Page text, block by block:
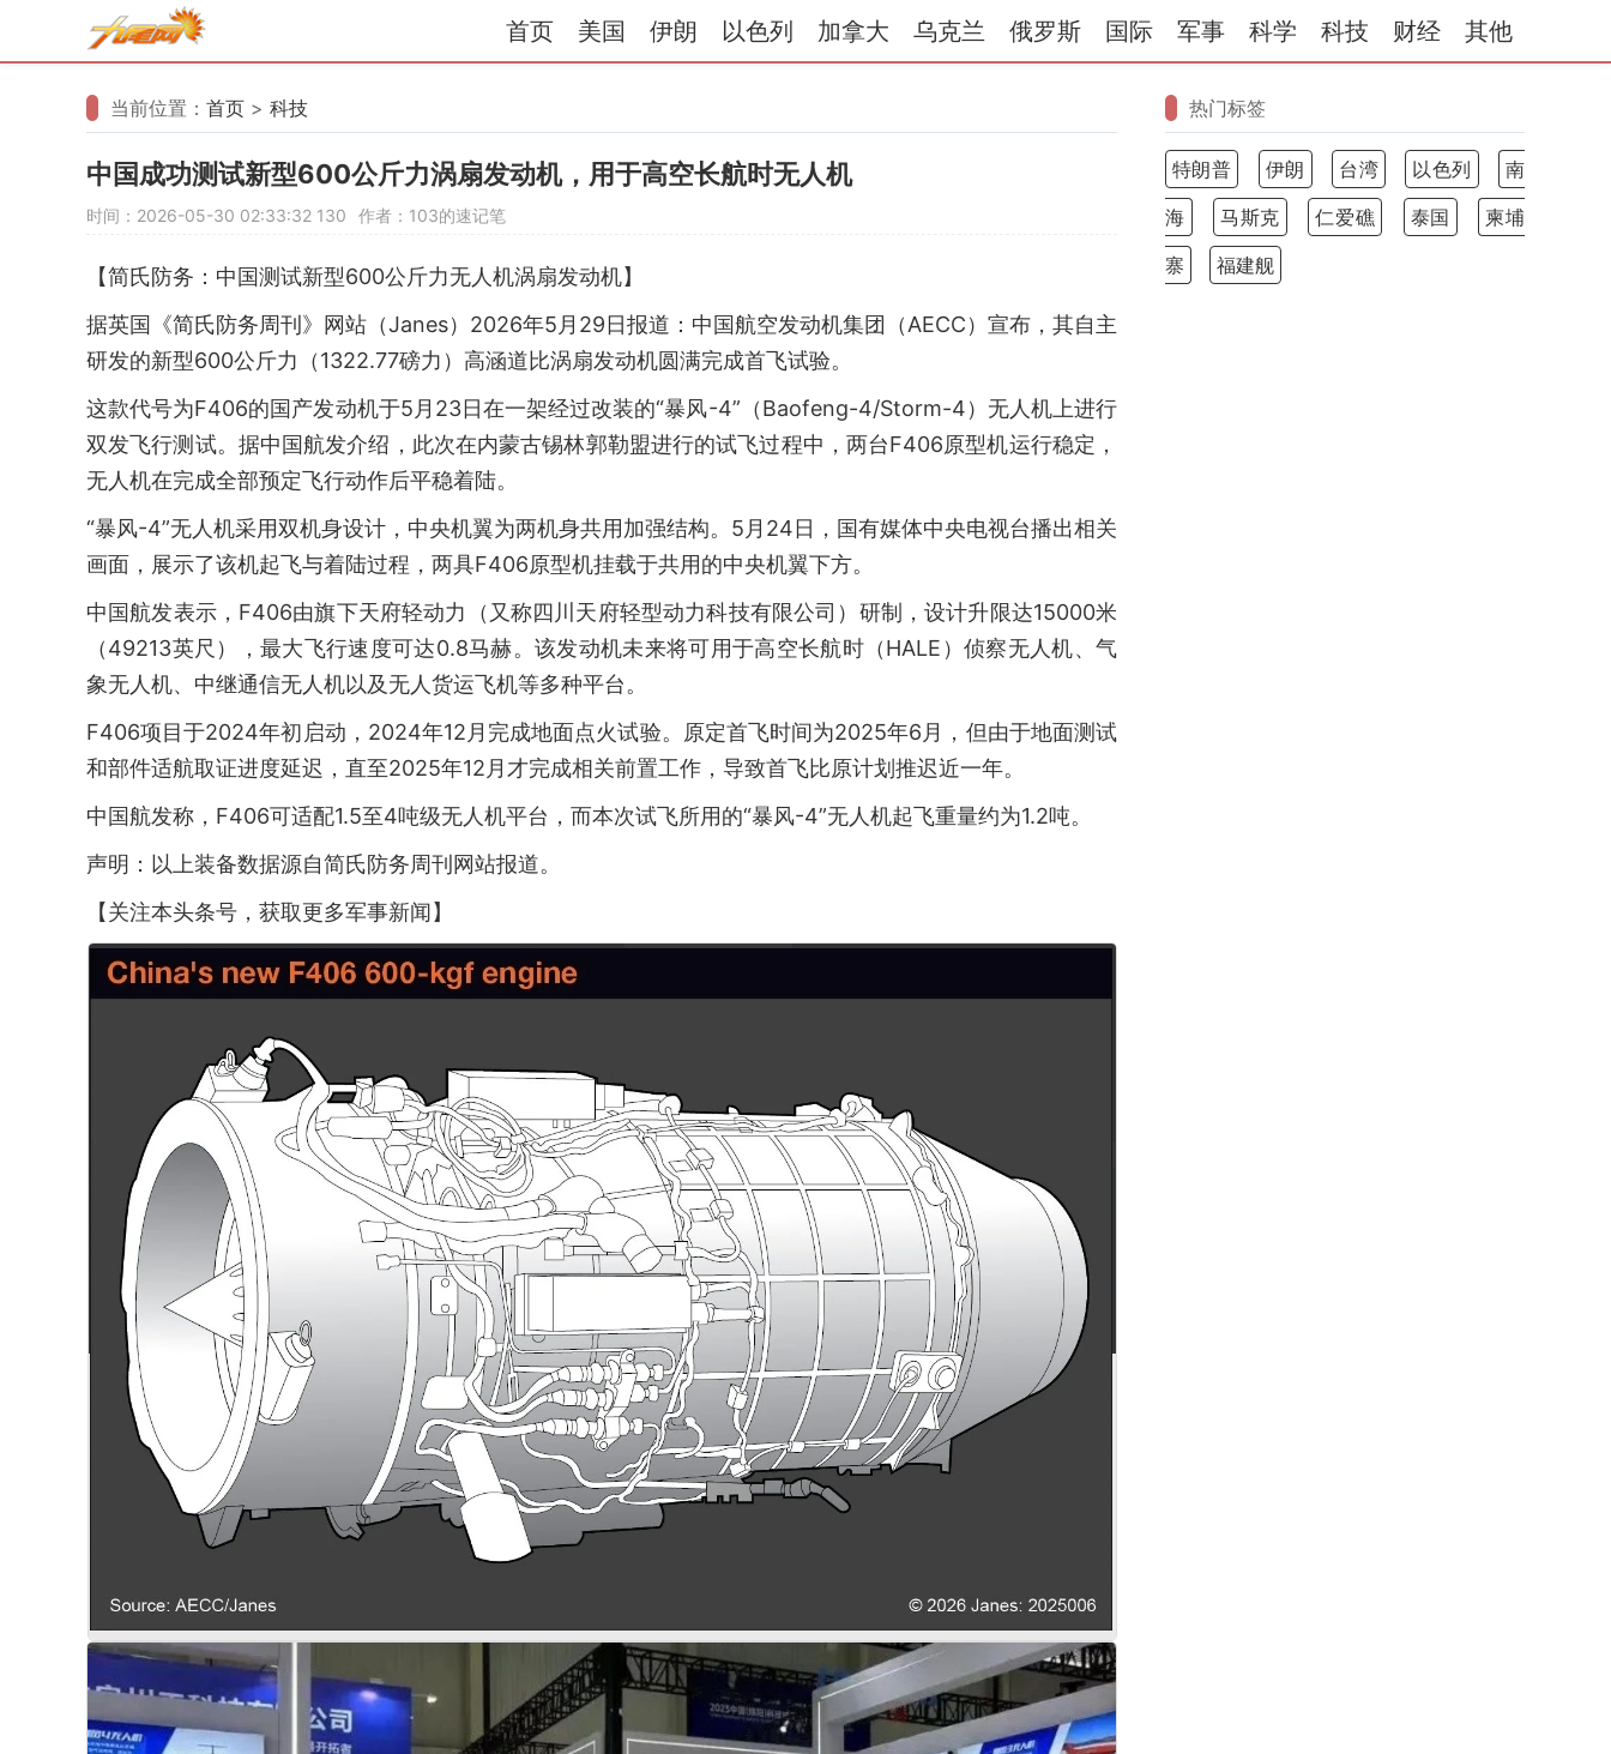
首页 美国 伊朗 以色列 加拿大 乌克兰 俄罗斯 国际 军事 科学 科技 财经 其他
当前位置： 首页 > 科技
中国成功测试新型600公斤力涡扇发动机，用于高空长航时无人机
时间：2026-05-30 02:33:32 130 作者：103的速记笔
【简氏防务：中国测试新型600公斤力无人机涡扇发动机】
据英国《简氏防务周刊》网站（Janes）2026年5月29日报道：中国航空发动机集团（AECC）宣布，其自主
研发的新型600公斤力（1322.77磅力）高涵道比涡扇发动机圆满完成首飞试验。
这款代号为F406的国产发动机于5月23日在一架经过改装的“暴风-4”（Baofeng-4/Storm-4）无人机上进行
双发飞行测试。据中国航发介绍，此次在内蒙古锡林郭勒盟进行的试飞过程中，两台F406原型机运行稳定，
无人机在完成全部预定飞行动作后平稳着陆。
“暴风-4”无人机采用双机身设计，中央机翼为两机身共用加强结构。5月24日，国有媒体中央电视台播出相关
画面，展示了该机起飞与着陆过程，两具F406原型机挂载于共用的中央机翼下方。
中国航发表示，F406由旗下天府轻动力（又称四川天府轻型动力科技有限公司）研制，设计升限达15000米
（49213英尺），最大飞行速度可达0.8马赫。该发动机未来将可用于高空长航时（HALE）侦察无人机、气
象无人机、中继通信无人机以及无人货运飞机等多种平台。
F406项目于2024年初启动，2024年12月完成地面点火试验。原定首飞时间为2025年6月，但由于地面测试
和部件适航取证进度延迟，直至2025年12月才完成相关前置工作，导致首飞比原计划推迟近一年。
中国航发称，F406可适配1.5至4吨级无人机平台，而本次试飞所用的“暴风-4”无人机起飞重量约为1.2吨。
声明：以上装备数据源自简氏防务周刊网站报道。
【关注本头条号，获取更多军事新闻】
热门标签
特朗普 伊朗 台湾 以色列
南
海
马斯克 仁爱礁 泰国
柬埔
寨
福建舰